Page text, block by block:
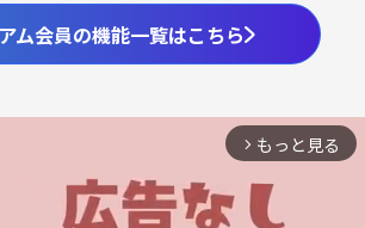
ム会員の機能一覧はこちら
arrow_forward_ios もっと見る